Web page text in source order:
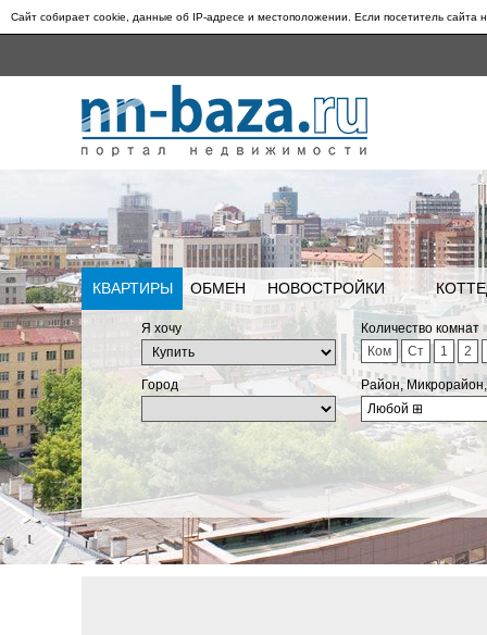
Сайт собирает cookie, данные об IP-адресе и местоположении. Если посетитель сайта
КВАРТИРЫ ОБМЕН НОВОСТРОЙКИ
Я хочу
Количество комнат
Ком
Ст 1 2
Город
Район,
Любой ⊞